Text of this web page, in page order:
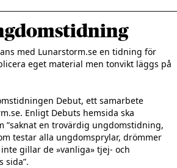
med Lunarstorm.se en tidning för
eget material men tonvikt läggs på
Debut, ett samarbete
Enligt Debuts hemsida ska
en trovärdig ungdomstidning,
testar alla ungdomsprylar, drömmer
gillar de »vanliga» tjej- och
sida”.